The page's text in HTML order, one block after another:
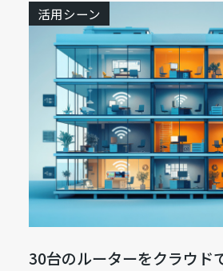
活用シーン
30台のルーターをクラウド